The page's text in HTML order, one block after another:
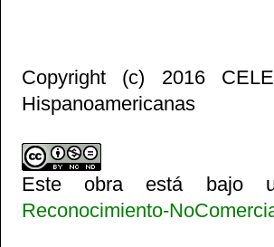
Copyright (c) 2016
Hispanoamericanas
Este obra está bajo
Reconocimiento-